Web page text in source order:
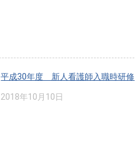
平成30年度 新人看護師入職時研修
2018年10月10日